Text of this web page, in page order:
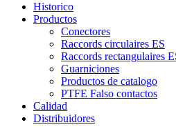
Historico
Productos
Conectores
Raccords circulaires ES
Raccords rectangulaires
Guarniciones
Productos de catalogo
PTFE Falso contactos
Calidad
Distribuidores